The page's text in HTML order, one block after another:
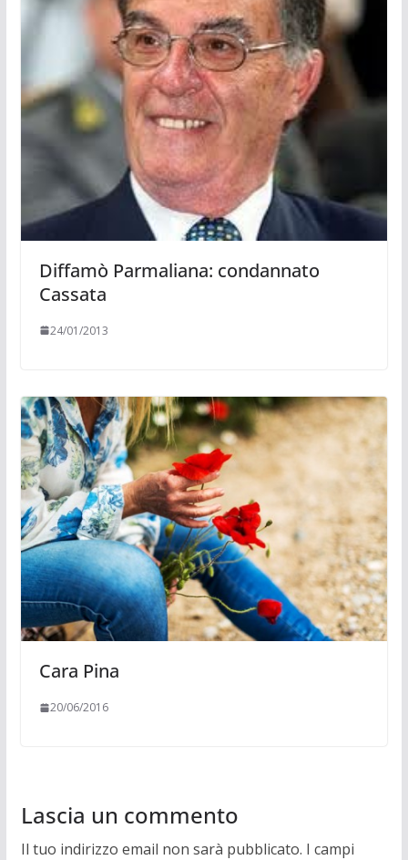
Diffamò Parmaliana: condannato
Cassata
24/01/2013
Cara Pina
20/06/2016
Lascia un commento
Il tuo indirizzo email non sarà pubblicato. I campi